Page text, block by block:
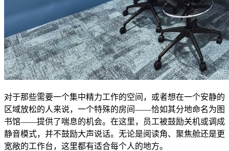
对于那些需要一个集中精力工作的空间，或者想在一个安静的
区域放松的人来说，一个特殊的房间——恰如其分地命名为图
书馆——提供了喘息的机会。在这里，员工被鼓励关机或调成
静音模式，并不鼓励大声说话。无论是阅读角、聚焦舱还是更
宽敞的工作台，这里都有适合每个人的地方。